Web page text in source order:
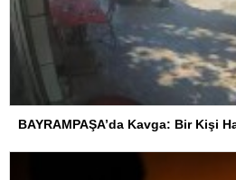
BAYRAMPAŞA’da Kavga: Bir Kişi